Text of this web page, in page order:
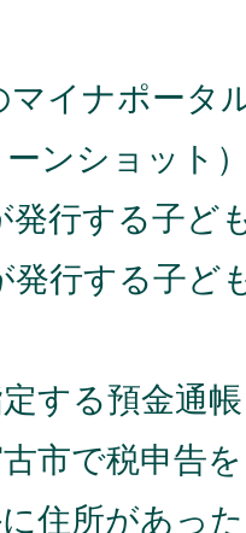
マイナポータ
ンショット
発行する子ど
発行する子ど
する預金通帳
市で税申告
住所があっ